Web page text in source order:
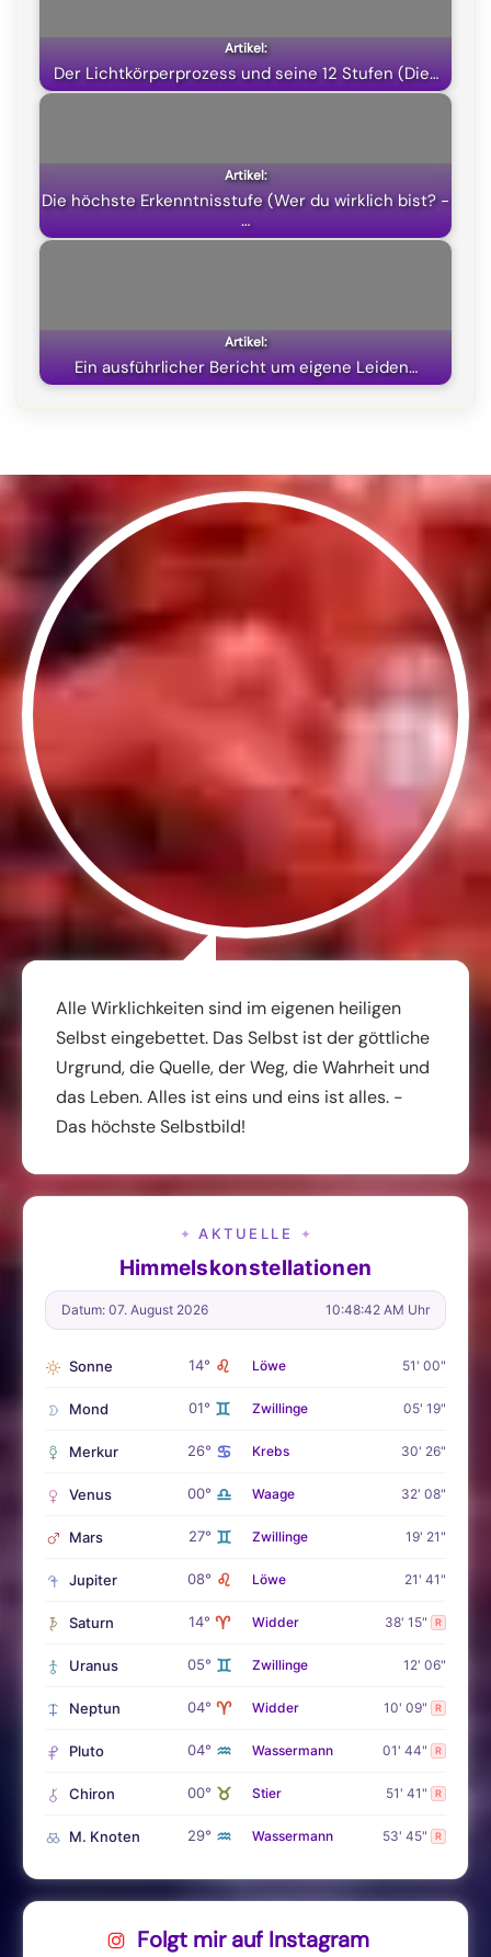
o
k
a
m
p
p
t
e
Der Lichtkörperprozess und seine 12 Stufen (Die…
Die höchste Erkenntnisstufe (Wer du wirklich bist? -
…
Ein ausführlicher Bericht um eigene Leiden…
Alle Wirklichkeiten sind im eigenen heiligen
Selbst eingebettet. Das Selbst ist der göttliche
Urgrund, die Quelle, der Weg, die Wahrheit und
das Leben. Alles ist eins und eins ist alles. -
Das höchste Selbstbild!
✦ AKTUELLE ✦
Himmelskonstellationen
Datum: 07. August 2026 10:48:43 AM Uhr
Sonne 14° ♌ Löwe 51' 00"
Mond 01° ♊ Zwillinge 05' 19"
Merkur 26° ♋ Krebs 30' 26"
Venus 00° ♎ Waage 32' 08"
Mars 27° ♊ Zwillinge 19' 21"
Jupiter 08° ♌ Löwe 21' 41"
Saturn 14° ♈ Widder 38' 15" R
Uranus 05° ♊ Zwillinge 12' 06"
Neptun 04° ♈ Widder 10' 09" R
Pluto 04° ♒ Wassermann 01' 44" R
Chiron 00° ♉ Stier 51' 41" R
M. Knoten 29° ♒ Wassermann 53' 45" R
Folgt mir auf Instagram